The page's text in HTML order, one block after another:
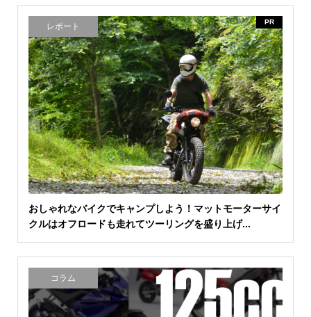
レポート PR
おしゃれなバイクでキャンプしよう！マットモーターサイ
クルはオフロードも走れてツーリングを盛り上げ...
コラム